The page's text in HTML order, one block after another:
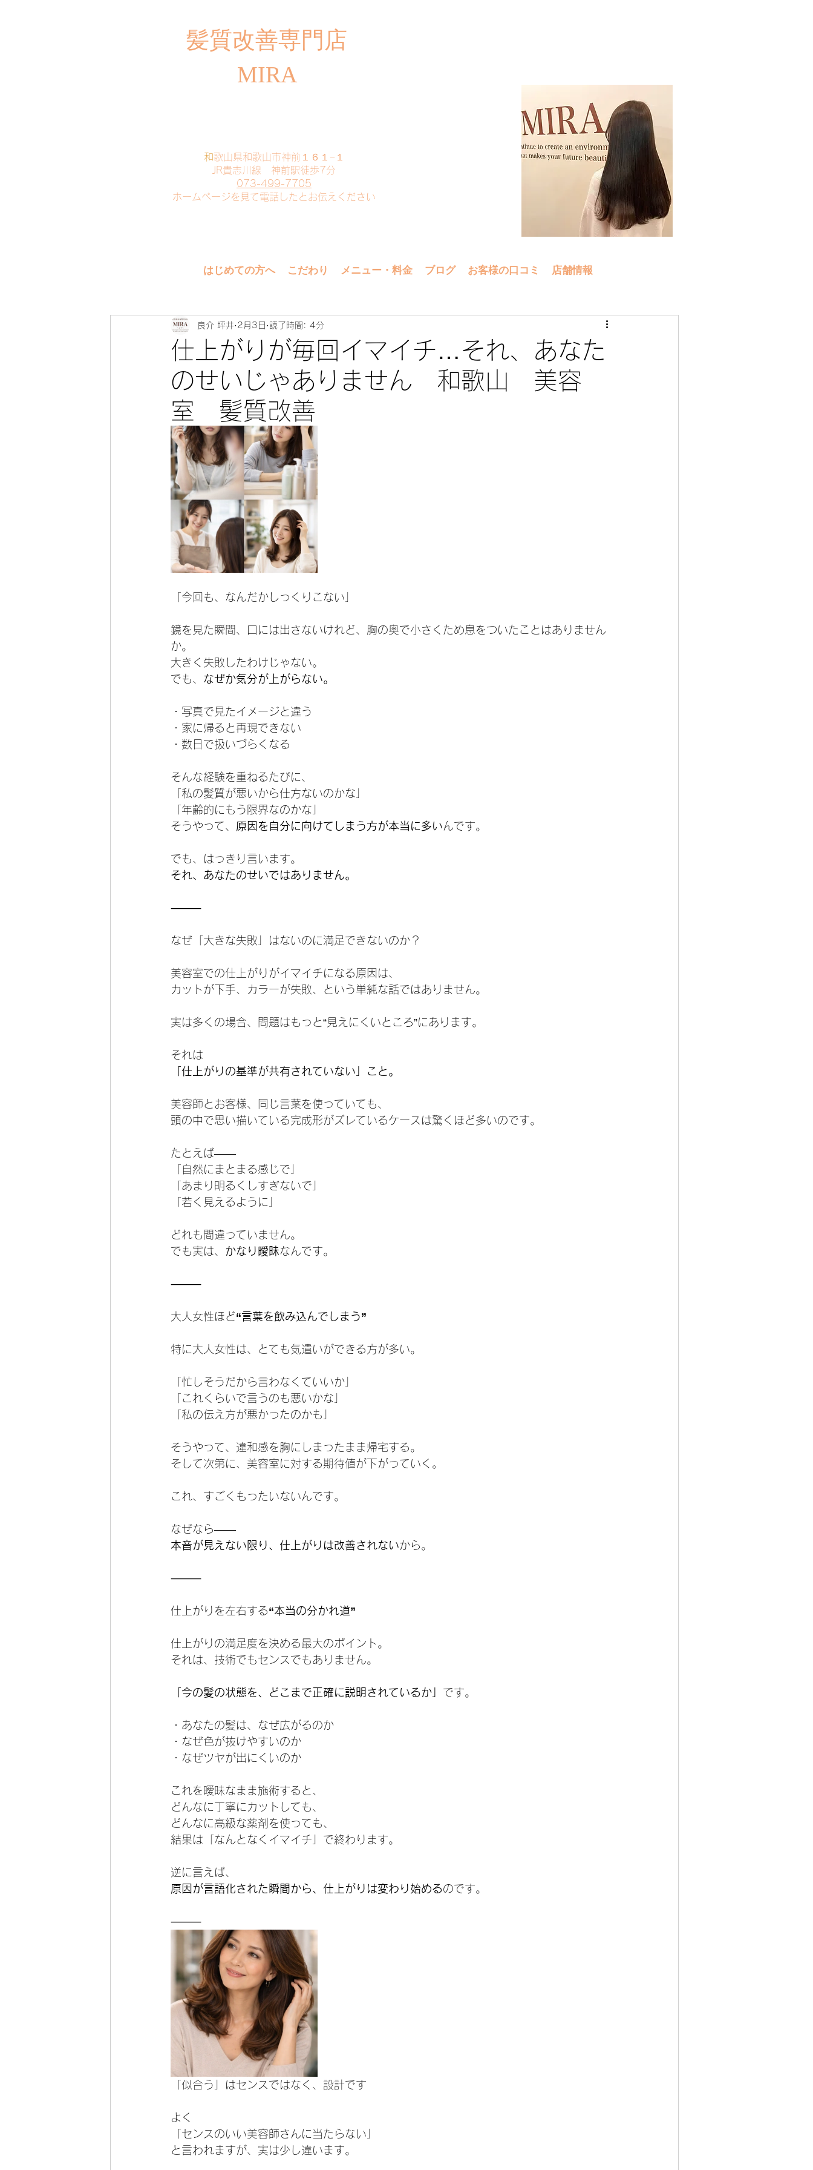
​髪質改善専門店
MIRA
​和歌山県和歌山市神前１６１−１
JR貴志川線 神前駅徒歩7分
073-499-7705
​ホームページを見て電話したとお伝えください
はじめての方へ こだわり メニュー・料金 ブログ お客様の口コミ 店舗情報
仕上がりが毎回イマイチ…それ、あなた
のせいじゃありません 和歌山 美容
室 髪質改善
良介 坪井 2月3日 読了時間: 4分
「今回も、なんだかしっくりこない」
鏡を見た瞬間、口には出さないけれど、胸の奥で小さくため息をついたことはありません
か。
大きく失敗したわけじゃない。
でも、
なぜか気分が上がらない。
・写真で見たイメージと違う
・家に帰ると再現できない
・数日で扱いづらくなる
そんな経験を重ねるたびに、
「私の髪質が悪いから仕方ないのかな」
「年齢的にもう限界なのかな」
そうやって、 原因を自分に向けてしまう方が本当に多いんです。
でも、はっきり言います。
それ、あなたのせいではありません。
⸻
なぜ「大きな失敗」はないのに満足できないのか？
美容室での仕上がりがイマイチになる原因は、
カットが下手、カラーが失敗、という単純な話ではありません。
実は多くの場合、問題はもっと“見えにくいところ”にあります。
それは
「仕上がりの基準が共有されていない」こと。
美容師とお客様、同じ言葉を使っていても、
頭の中で思い描いている完成形がズレているケースは驚くほど多いのです。
たとえば——
「自然にまとまる感じで」
「あまり明るくしすぎないで」
「若く見えるように」
どれも間違っていません。
でも実は、
かなり曖昧なんです。
⸻
大人女性ほど“言葉を飲み込んでしまう”
特に大人女性は、とても気遣いができる方が多い。
「忙しそうだから言わなくていいか」
「これくらいで言うのも悪いかな」
「私の伝え方が悪かったのかも」
そうやって、違和感を胸にしまったまま帰宅する。
そして次第に、美容室に対する期待値が下がっていく。
これ、すごくもったいないんです。
なぜなら——
本音が見えない限り、仕上がりは改善されないから。
⸻
仕上がりを左右する“本当の分かれ道”
仕上がりの満足度を決める最大のポイント。
それは、技術でもセンスでもありません。
「今の髪の状態を、どこまで正確に説明されているか」 です。
・あなたの髪は、なぜ広がるのか
・なぜ色が抜けやすいのか
・なぜツヤが出にくいのか
これを曖昧なまま施術すると、
どんなに丁寧にカットしても、
どんなに高級な薬剤を使っても、
結果は「なんとなくイマイチ」で終わります。
逆に言えば、
原因が言語化された瞬間から、仕上がりは変わり始めるのです。
⸻
「似合う」はセンスではなく、設計です
よく
「センスのいい美容師さんに当たらない」
と言われますが、実は少し違います。